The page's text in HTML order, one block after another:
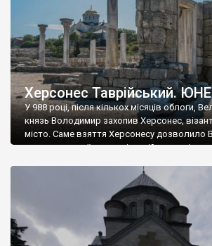
Херсонес Таврійський.
У 988 році, після кількох місяців облоги,
князь Володимир захопив Херсонес,
місто. Саме взяття Херсонесу дозволило
диктувати свої умови візантійському
Херсонесі Володимир-язичник, став
А потім було Хрещення Русі. На честь